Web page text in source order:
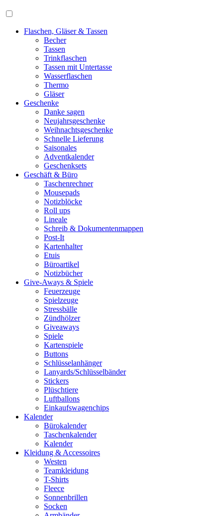
Flaschen, Gläser & Tassen
Becher
Tassen
Trinkflaschen
Tassen mit Untertasse
Wasserflaschen
Thermo
Gläser
Geschenke
Danke sagen
Neujahrsgeschenke
Weihnachtsgeschenke
Schnelle Lieferung
Saisonales
Adventkalender
Geschenksets
Geschäft & Büro
Taschenrechner
Mousepads
Notizblöcke
Roll ups
Lineale
Schreib & Dokumentenmappen
Post-It
Kartenhalter
Etuis
Büroartikel
Notizbücher
Give-Aways & Spiele
Feuerzeuge
Spielzeuge
Stressbälle
Zündhölzer
Giveaways
Spiele
Kartenspiele
Buttons
Schlüsselanhänger
Lanyards/Schlüsselbänder
Stickers
Plüschtiere
Luftballons
Einkaufswagenchips
Kalender
Bürokalender
Taschenkalender
Kalender
Kleidung & Accessoires
Westen
Teamkleidung
T-Shirts
Fleece
Sonnenbrillen
Socken